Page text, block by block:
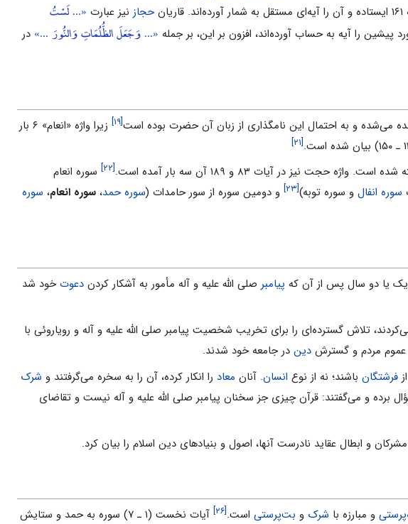
حجاز نیز عبارت «... لَسْتُ
«... وَجَعَلَ الظُّلُمَاتِ وَالنُّورَ ...» در
مى‌شده و به احتمال این نامگذارى از زبان آن حضرت بوده است[۱۹]
زیرا واژه «انعام» ۶ بار
[۲۱]
است. واژه حجت نیز در آیات ۸۳ و ۱۸۹ آن سه بار آمده است. [۲۲]
سوره انعام
سوره انفال و سوره توبه)[۲۳] و دومین سوره از سور حامدات (سوره حمد، سوره انعام، سوره
یا دو سال پس از آن که پیامبر صلى الله علیه و آله مأمور به آشکار کردن دعوتخود شد
تلاش گسترده‌اى را براى تخریب شخصیت پیامبر صلى الله علیه و آله و رویاروئى با
عموم مردم و گسترش دین در جامعه خود شدند.
فرشتگان باشند؛ نه از نوع انسان. آنان معاد را انکار کرده، آن را به سخره مى‌گرفتند و شرک
برده و مى‌گفتند: قرآن چیزى جز سخنان پیامبر صلى الله علیه و آله نیست و تقاضاى
و ابطال عقاید نادرست آنها، اصول و بنیادهاى دین اسلام را بیان کرد.
و مبارزه با شرک و بت‌پرستى است.[۲۶]
آیات نخست (۱ ـ ۷) سوره به حمد و ستایش